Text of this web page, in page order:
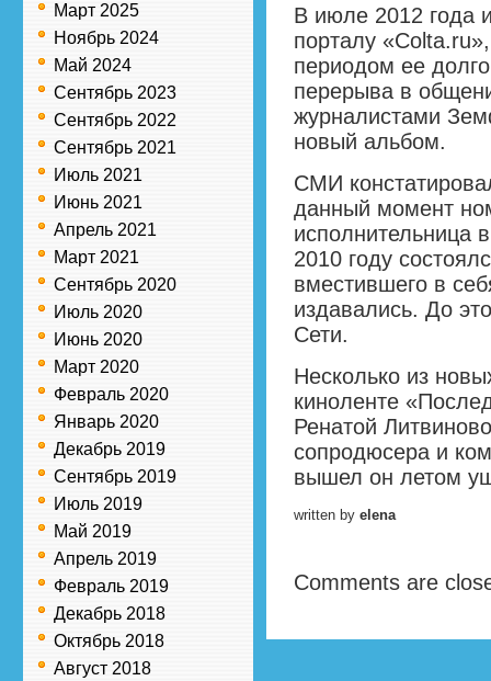
Март 2025
Ноябрь 2024
Май 2024
Сентябрь 2023
Сентябрь 2022
Сентябрь 2021
Июль 2021
Июнь 2021
Апрель 2021
Март 2021
Сентябрь 2020
Июль 2020
Июнь 2020
Март 2020
Февраль 2020
Январь 2020
Декабрь 2019
Сентябрь 2019
Июль 2019
Май 2019
Апрель 2019
Февраль 2019
Декабрь 2018
Октябрь 2018
Август 2018
В июле 2012 года
порталу
периодом ее
перерыва в
журналистами
новый альбом.
СМИ
данный момент
исполнительница
2010 году
вместившего в
издавались. До
Сети.
Несколько из
киноленте
Ренатой
сопродюсера и
вышел он летом
written by elena
Comments are